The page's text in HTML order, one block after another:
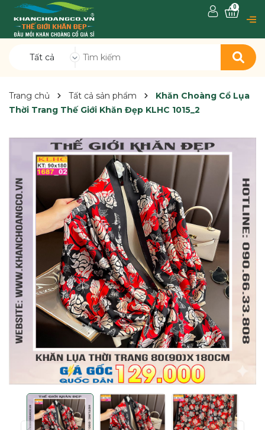
Tất cả
0
Trang chủ Tất cả sản phẩm
Khăn Choàng Cổ Lụa
Thời Trang Thế Giới Khăn Đẹp KLHC 1015_2